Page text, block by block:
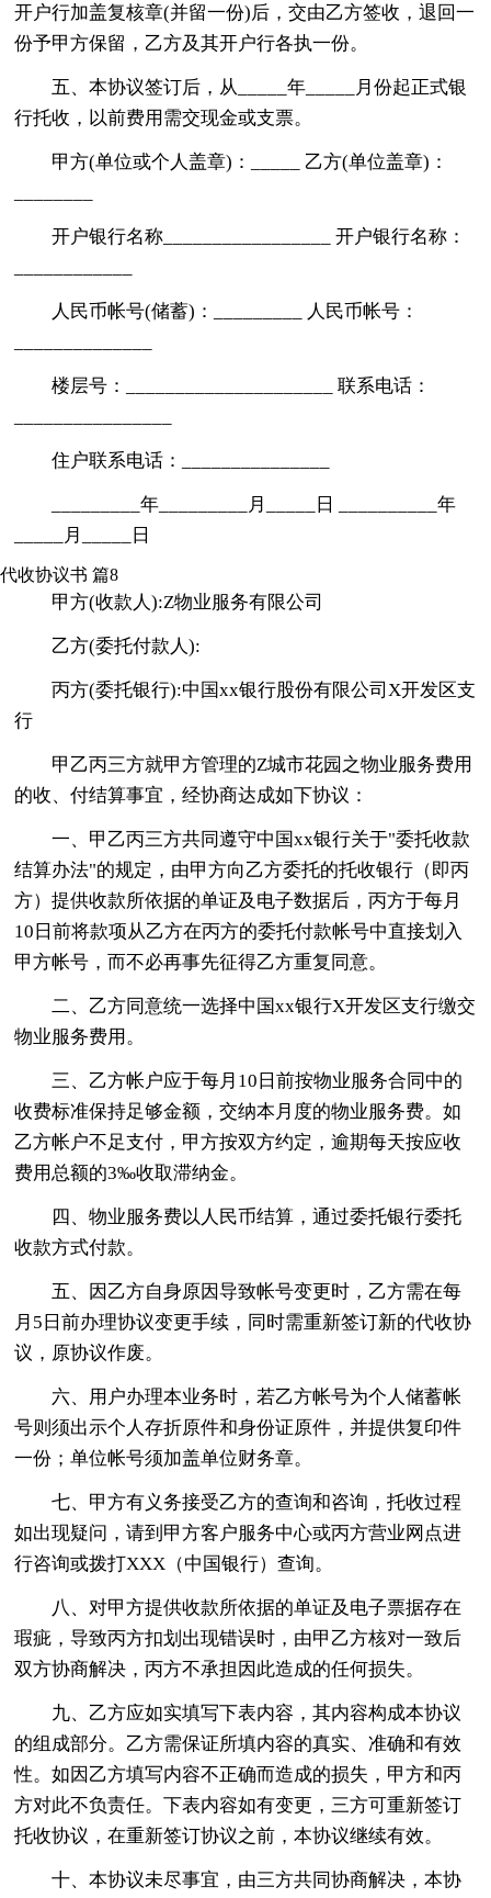
开户行加盖复核章(并留一份)后，交由乙方签收，退回一
份予甲方保留，乙方及其开户行各执一份。
五、本协议签订后，从_____年_____月份起正式银
行托收，以前费用需交现金或支票。
甲方(单位或个人盖章)：_____ 乙方(单位盖章)：
开户银行名称_________________ 开户银行名称：
人民币帐号(储蓄)：_________ 人民币帐号：
楼层号：_____________________ 联系电话：
住户联系电话：_______________
_________年_________月_____日 __________年
_____月_____日
代收协议书 篇8
甲方(收款人):Z物业服务有限公司
乙方(委托付款人):
丙方(委托银行):中国xx银行股份有限公司X开发区支
行
甲乙丙三方就甲方管理的Z城市花园之物业服务费用
的收、付结算事宜，经协商达成如下协议：
一、甲乙丙三方共同遵守中国xx银行关于"委托收款
结算办法"的规定，由甲方向乙方委托的托收银行（即丙
方）提供收款所依据的单证及电子数据后，丙方于每月
10日前将款项从乙方在丙方的委托付款帐号中直接划入
甲方帐号，而不必再事先征得乙方重复同意。
二、乙方同意统一选择中国xx银行X开发区支行缴交
物业服务费用。
三、乙方帐户应于每月10日前按物业服务合同中的
收费标准保持足够金额，交纳本月度的物业服务费。如
乙方帐户不足支付，甲方按双方约定，逾期每天按应收
费用总额的3‰收取滞纳金。
四、物业服务费以人民币结算，通过委托银行委托
收款方式付款。
五、因乙方自身原因导致帐号变更时，乙方需在每
月5日前办理协议变更手续，同时需重新签订新的代收协
议，原协议作废。
六、用户办理本业务时，若乙方帐号为个人储蓄帐
号则须出示个人存折原件和身份证原件，并提供复印件
一份；单位帐号须加盖单位财务章。
七、甲方有义务接受乙方的查询和咨询，托收过程
如出现疑问，请到甲方客户服务中心或丙方营业网点进
行咨询或拨打XXX（中国银行）查询。
八、对甲方提供收款所依据的单证及电子票据存在
瑕疵，导致丙方扣划出现错误时，由甲乙方核对一致后
双方协商解决，丙方不承担因此造成的任何损失。
九、乙方应如实填写下表内容，其内容构成本协议
的组成部分。乙方需保证所填内容的真实、准确和有效
性。如因乙方填写内容不正确而造成的损失，甲方和丙
方对此不负责任。下表内容如有变更，三方可重新签订
托收协议，在重新签订协议之前，本协议继续有效。
十、本协议未尽事宜，由三方共同协商解决，本协